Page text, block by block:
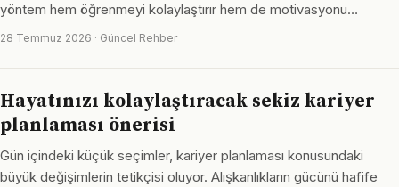
yöntem hem öğrenmeyi kolaylaştırır hem de motivasyonu…
28 Temmuz 2026 · Güncel Rehber
Hayatınızı kolaylaştıracak sekiz kariyer
planlaması önerisi
Gün içindeki küçük seçimler, kariyer planlaması konusundaki
büyük değişimlerin tetikçisi oluyor. Alışkanlıkların gücünü hafife